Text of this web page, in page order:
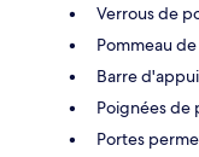
Verrous de
Pommeau
Barre
Poignées de
Portes